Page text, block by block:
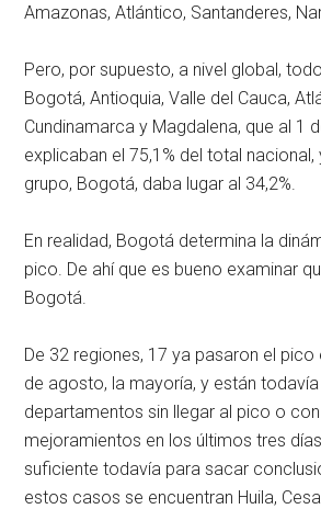
Amazonas, Atlántico, Santanderes,
Pero, por supuesto, a nivel global,
Bogotá, Antioquia, Valle del Cauca,
Cundinamarca y Magdalena, que al 1
explicaban el 75,1% del total
grupo, Bogotá, daba lugar al 34,2%.
En realidad, Bogotá determina la
pico. De ahí que es bueno examinar
Bogotá.
De 32 regiones, 17 ya pasaron el
de agosto, la mayoría, y están
departamentos sin llegar al pico o
mejoramientos en los últimos tres
suficiente todavía para sacar
estos casos se encuentran Huila,